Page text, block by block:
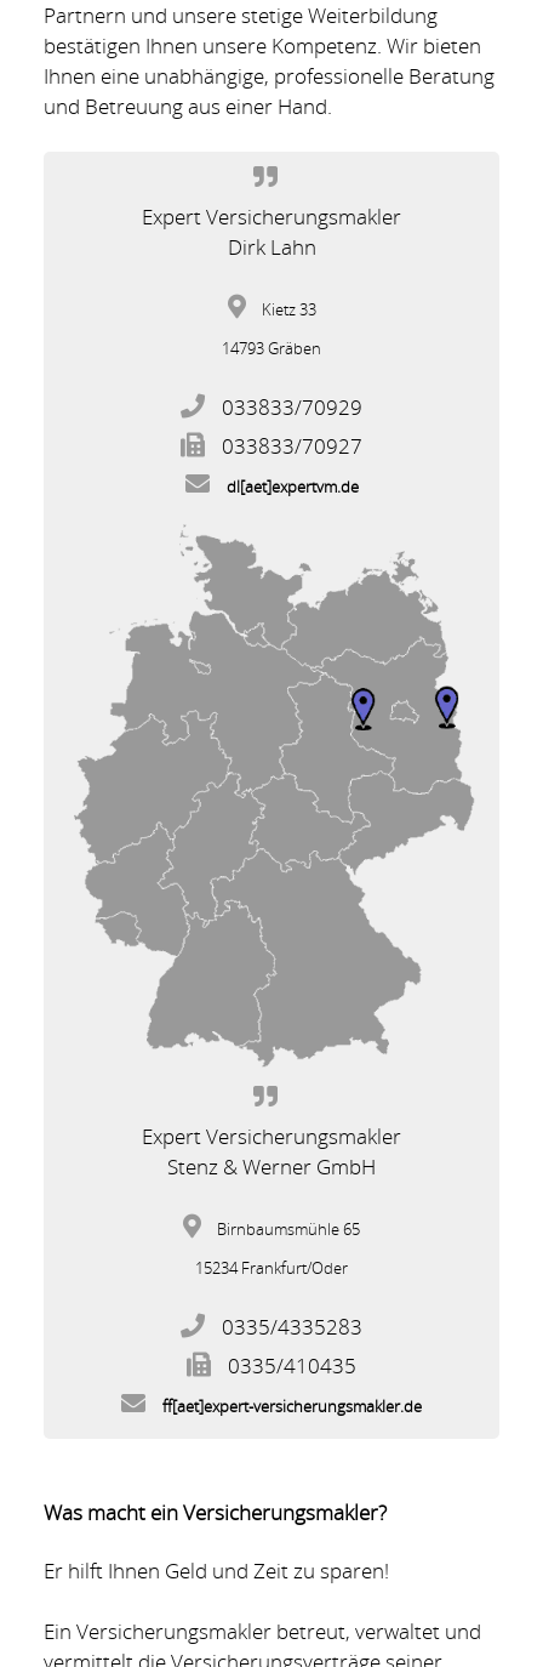
Partnern und unsere stetige Weiterbildung
bestätigen Ihnen unsere Kompetenz. Wir bieten
Ihnen eine unabhängige, professionelle Beratung
und Betreuung aus einer Hand.
Expert Versicherungsmakler
Dirk Lahn
Kietz 33
14793 Gräben
033833/70929
033833/70927
dl[aet]expertvm.de
Expert Versicherungsmakler
Stenz & Werner GmbH
Birnbaumsmühle 65
15234 Frankfurt/Oder
0335/4335283
0335/410435
ff[aet]expert-versicherungsmakler.de
Was macht ein Versicherungsmakler?
Er hilft Ihnen Geld und Zeit zu sparen!
Ein Versicherungsmakler betreut, verwaltet und
vermittelt die Versicherungsverträge seiner